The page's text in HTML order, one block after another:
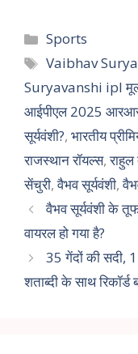
Sports
Vaibhav
Suryavanshi ipl
आईपीएल 2025
सूर्यवंशी?, भारतीय
राजस्थान रॉयल्स,राहुल
सेंचुरी,वैभव सूर्यवंशी,
वैभव सूर्यवंशी के
वायरल हो गया है?
35 गेंदों की सदी,
शताब्दी के साथ रिकॉर्ड